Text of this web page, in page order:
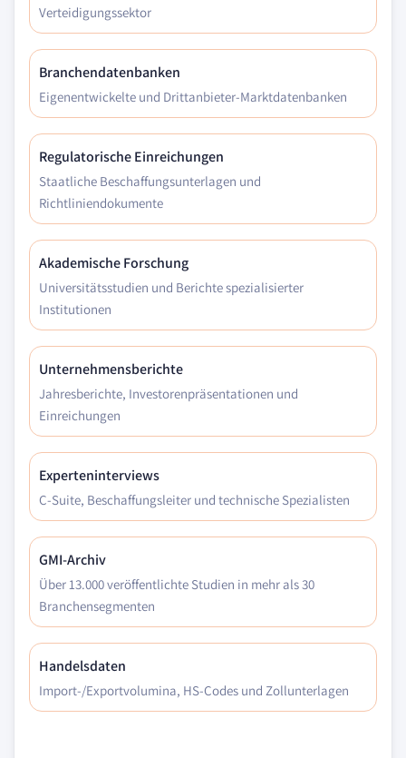
Verteidigungssektor
Branchendatenbanken
Eigenentwickelte und Drittanbieter-Marktdatenbanken
Regulatorische Einreichungen
Staatliche Beschaffungsunterlagen und
Richtliniendokumente
Akademische Forschung
Universitätsstudien und Berichte spezialisierter
Institutionen
Unternehmensberichte
Jahresberichte, Investorenpräsentationen und
Einreichungen
Experteninterviews
C-Suite, Beschaffungsleiter und technische Spezialisten
GMI-Archiv
Über 13.000 veröffentlichte Studien in mehr als 30
Branchensegmenten
Handelsdaten
Import-/Exportvolumina, HS-Codes und Zollunterlagen